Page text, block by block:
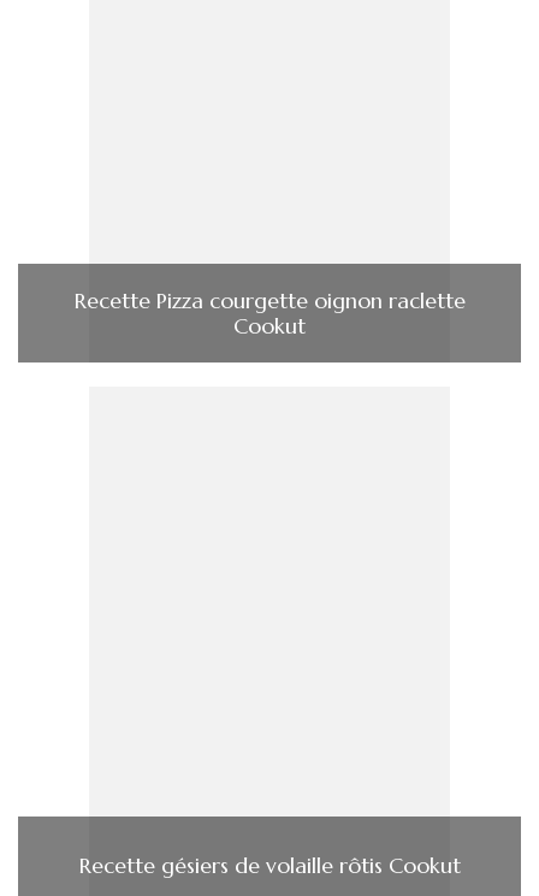
Recette Pizza courgette oignon raclette
Cookut
Recette gésiers de volaille rôtis Cookut